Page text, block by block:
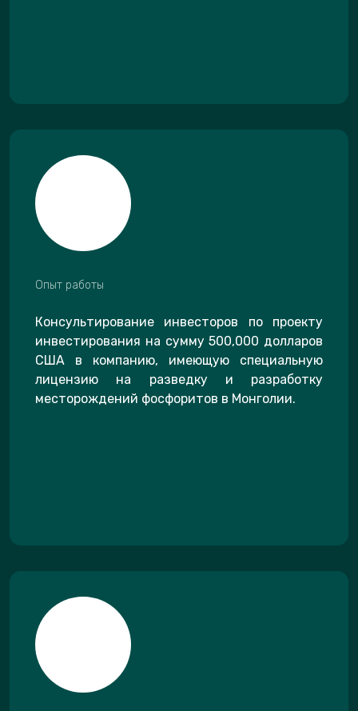
Опыт работы
Консультирование инвесторов по проекту
инвестирования на сумму 500,000 долларов
США в компанию, имеющую специальную
лицензию на разведку и разработку
месторождений фосфоритов в Монголии.